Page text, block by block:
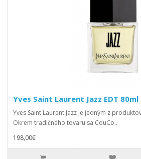
Yves Saint Laurent Jazz EDT 80ml
Yves Saint Laurent Jazz je jedným z
Okrem tradičného tovaru sa CouCo..
198,00€